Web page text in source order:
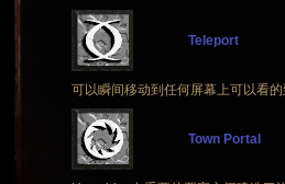
Teleport
可以瞬间移动到任何屏幕上可以看
Town Portal